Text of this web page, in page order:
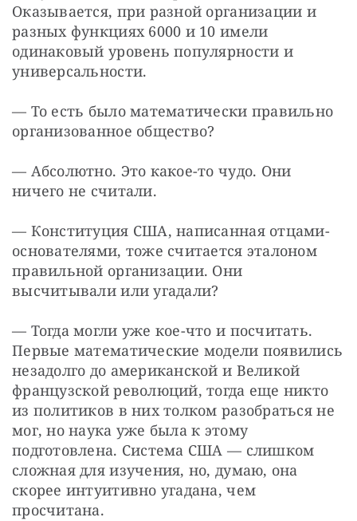
Оказывается, при разной организации и
разных функциях 6000 и 10 имели
одинаковый уровень популярности и
универсальности.
— То есть было математически правильно
организованное общество?
— Абсолютно. Это какое-то чудо. Они
ничего не считали.
— Конституция США, написанная отцами-
основателями, тоже считается эталоном
правильной организации. Они
высчитывали или угадали?
— Тогда могли уже кое-что и посчитать.
Первые математические модели появились
незадолго до американской и Великой
французской революций, тогда еще никто
из политиков в них толком разобраться не
мог, но наука уже была к этому
подготовлена. Система США — слишком
сложная для изучения, но, думаю, она
скорее интуитивно угадана, чем
просчитана.